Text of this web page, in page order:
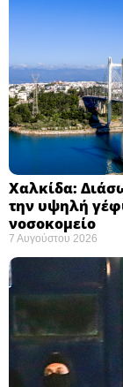
Χαλκίδα:
την υψηλή
νοσοκομείο ​
7 Αυγούστου 2026